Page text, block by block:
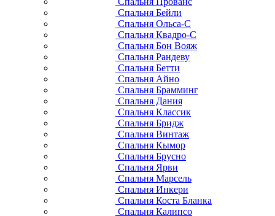
Спальня Бейли
Спальня Ольса-С
Спальня Квадро-С
Спальня Бон Вояж
Спальня Рандеву
Спальня Бетти
Спальня Айно
Спальня Брамминг
Спальня Дания
Спальня Классик
Спальня Бридж
Спальня Винтаж
Спальня Кымор
Спальня Брусно
Спальня Ярви
Спальня Марсель
Спальня Инкери
Спальня Коста Бланка
Спальня Калипсо